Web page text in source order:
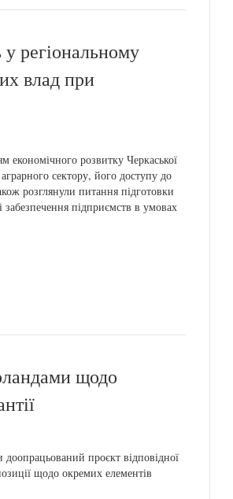
регіональному
влад при
економічного розвитку Черкаської
сектору, його доступу до
розглянули питання підготовки
забезпечення підприємств в умовах
щодо
проєкт відповідної
щодо окремих елементів